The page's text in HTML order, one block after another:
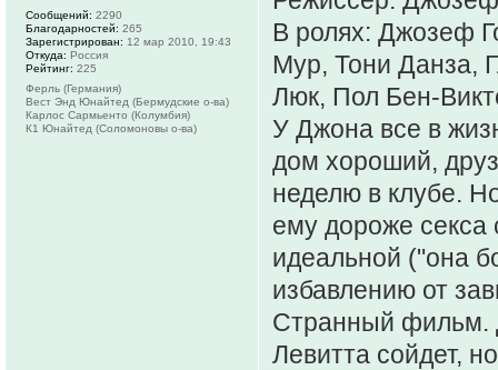
В ролях: Джозеф
Мур, Тони Данза,
Люк, Пол Бен-
У Джона все в
дом хороший,
неделю в клубе.
ему дороже
идеальной ("она
избавлению от
Странный фильм.
Левитта сойдет,
Сообщений: 2290
Благодарностей: 265
Зарегистрирован: 12 мар 2010, 19:43
Откуда: Россия
Рейтинг: 225
Ферль (Германия)
Вест Энд Юнайтед (Бермудские о-ва)
Карлос Сармьенто (Колумбия)
К1 Юнайтед (Соломоновы о-ва)